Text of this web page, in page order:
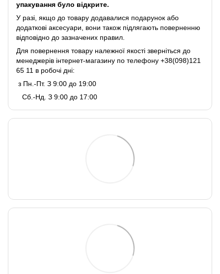
упакування було відкрите.
У разі, якщо до товару додавалися подарунок або
додаткові аксесуари, вони також підлягають поверненню
відповідно до зазначених правил.
Для повернення товару належної якості зверніться до
менеджерів інтернет-магазину по телефону +38(098)121
65 11 в робочі дні:
з Пн.-Пт. З 9:00 до 19:00
Сб.-Нд. З 9:00 до 17:00